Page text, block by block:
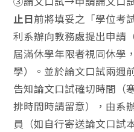
止日前將填妥之「學位考
利系辦向教務處提出申請
屆滿休學年限者視同休學
學）。並於論文口試兩週
告知論文口試確切時間（
排時間時請留意），由系
員（如自行寄送論文口試